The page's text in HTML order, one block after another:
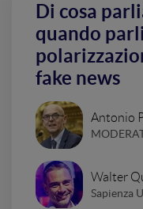
Di cosa
quando
fake news
Antonio
Walter
Sapienza